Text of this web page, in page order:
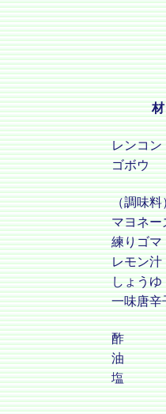
レンコン
ゴボウ
（調味料
マヨネー
練りゴマ
レモン汁
しょうゆ
一味唐辛
酢
油
塩